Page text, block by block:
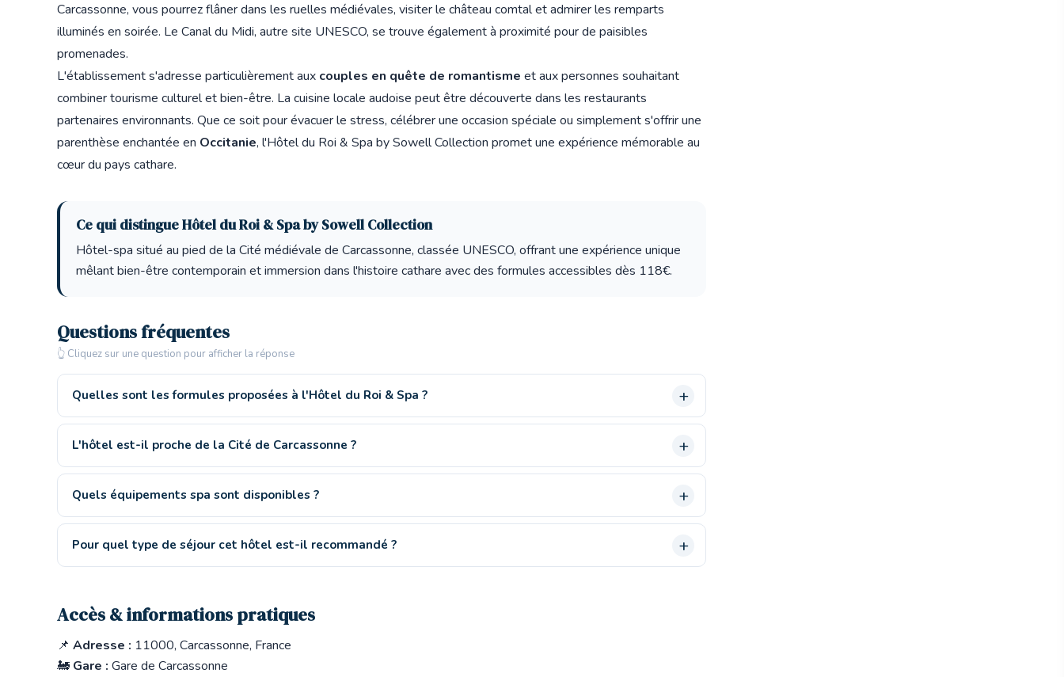
Carcassonne, vous pourrez flâner dans les ruelles médiévales, visiter le château comtal et admirer les remparts
illuminés en soirée. Le Canal du Midi, autre site UNESCO, se trouve également à proximité pour de paisibles
promenades.
L'établissement s'adresse particulièrement aux couples en quête de romantisme et aux personnes souhaitant
combiner tourisme culturel et bien-être. La cuisine locale audoise peut être découverte dans les restaurants
partenaires environnants. Que ce soit pour évacuer le stress, célébrer une occasion spéciale ou simplement s'offrir une
parenthèse enchantée en Occitanie, l'Hôtel du Roi & Spa by Sowell Collection promet une expérience mémorable au
cœur du pays cathare.
Ce qui distingue Hôtel du Roi & Spa by Sowell Collection
Hôtel-spa situé au pied de la Cité médiévale de Carcassonne, classée UNESCO, offrant une expérience unique
mêlant bien-être contemporain et immersion dans l'histoire cathare avec des formules accessibles dès 118€.
Questions fréquentes
👆 Cliquez sur une question pour afficher la réponse
Quelles sont les formules proposées à l'Hôtel du Roi & Spa ?
L'hôtel est-il proche de la Cité de Carcassonne ?
Quels équipements spa sont disponibles ?
Pour quel type de séjour cet hôtel est-il recommandé ?
Accès & informations pratiques
📌 Adresse : 11000, Carcassonne, France
🚂 Gare : Gare de Carcassonne